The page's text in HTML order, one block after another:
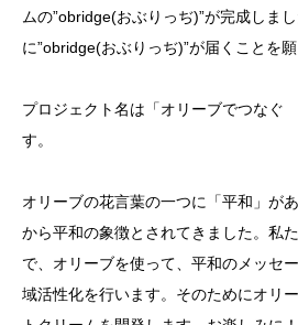
ムの”obridge(おぶりっぢ)”が完成しま
に”obridge(おぶりっぢ)”が届くことを願
プロジェクト名は「オリーブでつなぐ
す。
オリーブの花言葉の一つに「平和」が
から平和の象徴とされてきました。私
で、オリーブを使って、平和のメッセ
域活性化を行います。そのためにオリ